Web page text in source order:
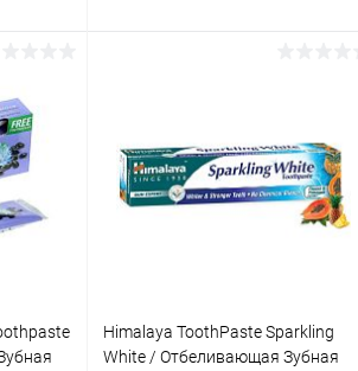
заказ
Купить в 1 клик Сравнение
В избранное Под заказ
Himalaya ToothPaste Sparkling
White / Отбеливающая Зубная